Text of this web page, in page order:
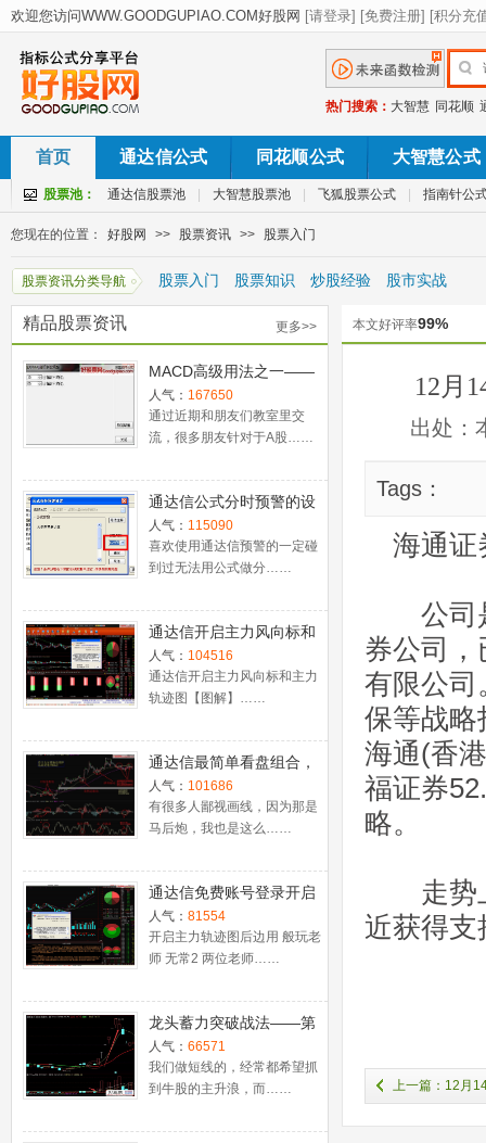
热门搜索： 大智慧 同花顺
首页 通达信公式 同花顺公式 大智慧公式
股票池： 通达信股票池 大智慧股票池 飞狐股票公式 指南针公
您现在的位置： 好股网 >> 股票资讯 >> 股票入门
股票资讯分类导航 股票入门 股票知识 炒股经验 股市实战
精品股票资讯 更多>>
MACD高级用法之一——
稳健买入法+2点卖出法
人气： 167650
通过近期和朋友们教室里交
流，很多朋友针对于A股……
通达信公式分时预警的设
置
人气： 115090
喜欢使用通达信预警的一定碰
到过无法用公式做分……
通达信开启主力风向标和
主力轨迹图【图解】
人气： 104516
通达信开启主力风向标和主力
轨迹图【图解】……
通达信最简单看盘组合，
抓强势股双头的超短线盈
利－－之五（均线战法找
心脏）
人气： 101686
有很多人鄙视画线，因为那是
马后炮，我也是这么……
通达信免费账号登录开启
十档框和调用主力监控教
程
人气： 81554
开启主力轨迹图后边用 般玩老
师 无常2 两位老师……
龙头蓄力突破战法——第
一时间介入牛股主升浪捕
捉涨停板的技巧（图解）
人气： 66571
我们做短线的，经常都希望抓
到牛股的主升浪，而……
本文好评率99%
12月
出处：
Tags：
海通证
公司是
券公司
有限公司
保等战略
海通(香
福证券
略。
走势上
近获得支
上一篇：12月